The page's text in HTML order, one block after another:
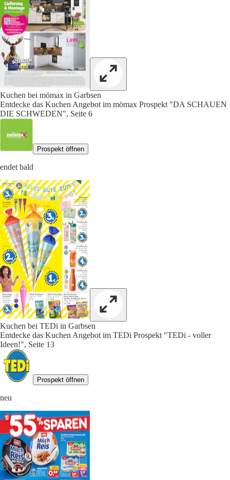
Kuchen bei mömax in Garbsen
Entdecke das Kuchen Angebot im mömax Prospekt "DA SCHAUEN
DIE SCHWEDEN", Seite 6
Prospekt öffnen
endet bald
Kuchen bei TEDi in Garbsen
Entdecke das Kuchen Angebot im TEDi Prospekt "TEDi - voller
Ideen!", Seite 13
Prospekt öffnen
neu